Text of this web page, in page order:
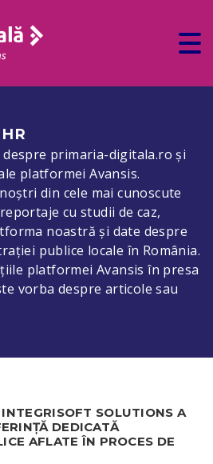
primaria-digitala.ro și
platformei Avansis.
din cele mai cunoscute
cu studii de caz,
noastră și date despre
publice locale în România.
platformei Avansis în presa
vorba despre articole sau
SOLUTIONS A
DEDICATĂ
AFLATE ÎN PROCES DE